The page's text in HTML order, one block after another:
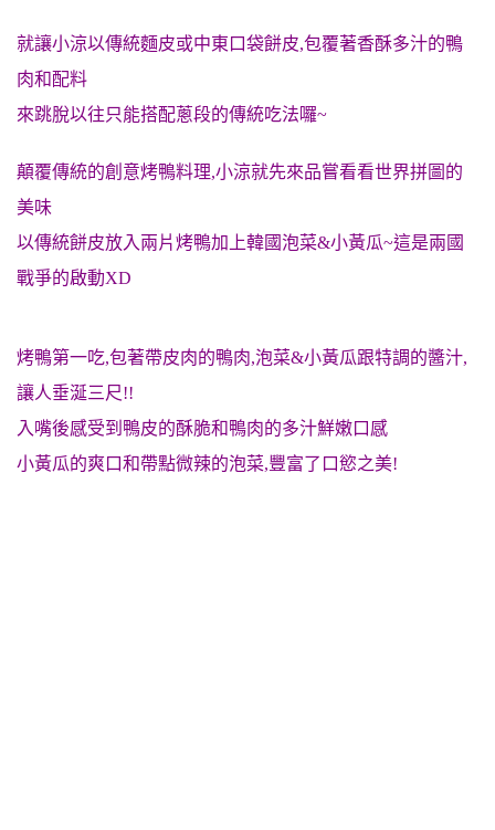
就讓小涼以傳統麵皮或中東口袋餅皮,包覆著香酥多汁的鴨
肉和配料
來跳脫以往只能搭配蔥段的傳統吃法囉~
顛覆傳統的創意烤鴨料理,小涼就先來品嘗看看世界拼圖的
美味
以傳統餅皮放入兩片烤鴨加上韓國泡菜&小黃瓜~這是兩國
戰爭的啟動XD
烤鴨第一吃,包著帶皮肉的鴨肉,泡菜&小黃瓜跟特調的醬汁,
讓人垂涎三尺!!
入嘴後感受到鴨皮的酥脆和鴨肉的多汁鮮嫩口感
小黃瓜的爽口和帶點微辣的泡菜,豐富了口慾之美!